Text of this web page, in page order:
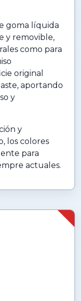
goma líquida
y removible,
como para
original
aportando
y
y
los colores
para
actuales.